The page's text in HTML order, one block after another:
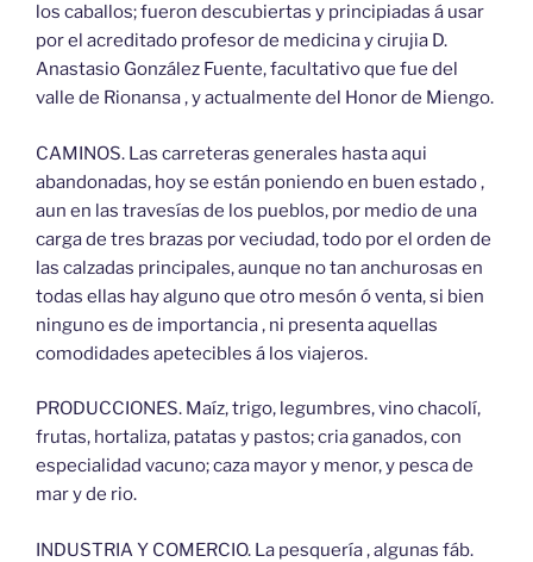
los caballos; fueron descubiertas y principiadas á usar
por el acreditado profesor de medicina y cirujia D.
Anastasio González Fuente, facultativo que fue del
valle de Rionansa , y actualmente del Honor de Miengo.
CAMINOS. Las carreteras generales hasta aqui
abandonadas, hoy se están poniendo en buen estado ,
aun en las travesías de los pueblos, por medio de una
carga de tres brazas por veciudad, todo por el orden de
las calzadas principales, aunque no tan anchurosas en
todas ellas hay alguno que otro mesón ó venta, si bien
ninguno es de importancia , ni presenta aquellas
comodidades apetecibles á los viajeros.
PRODUCCIONES. Maíz, trigo, legumbres, vino chacolí,
frutas, hortaliza, patatas y pastos; cria ganados, con
especialidad vacuno; caza mayor y menor, y pesca de
mar y de rio.
INDUSTRIA Y COMERCIO. La pesquería , algunas fáb.